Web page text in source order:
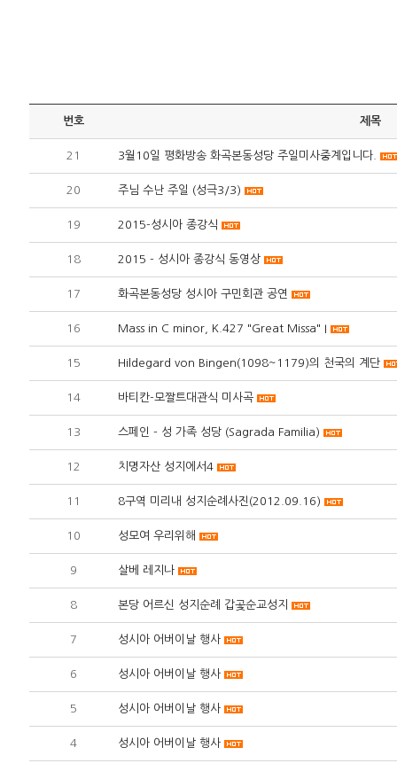
번호 제목
21 3월10일 평화방송 화곡본동성당 주일미사중계입니다.
20 주님 수난 주일 (성극3/3)
19 2015-성시아 종강식
18 2015 - 성시아 종강식 동영상
17 화곡본동성당 성시아 구민회관 공연
16 Mass in C minor, K.427 "Great Missa" I
15 Hildegard von Bingen(1098~1179)의 천국의 계단
14 바티칸-모짤트대관식 미사곡
13 스페인 - 성 가족 성당 (Sagrada Familia)
12 치명자산 성지에서4
11 8구역 미리내 성지순례사진(2012.09.16)
10 성모여 우리위해
9 살베 레지나
8 본당 어르신 성지순례 갑곷순교성지
7 성시아 어버이날 행사
6 성시아 어버이날 행사
5 성시아 어버이날 행사
4 성시아 어버이날 행사